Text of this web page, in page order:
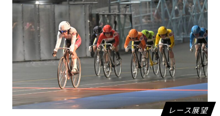
レース展望